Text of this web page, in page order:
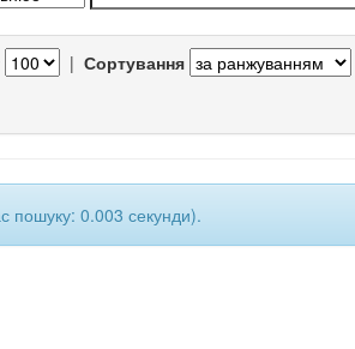
| Сортування
пошуку: 0.003 секунди).